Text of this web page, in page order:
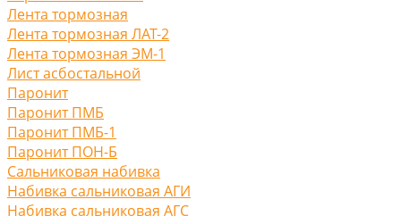
Лента тормозная
Лента тормозная ЛАТ-2
Лента тормозная ЭМ-1
Лист асбостальной
Паронит
Паронит ПМБ
Паронит ПМБ-1
Паронит ПОН-Б
Сальниковая набивка
Набивка сальниковая АГИ
Набивка сальниковая АГС